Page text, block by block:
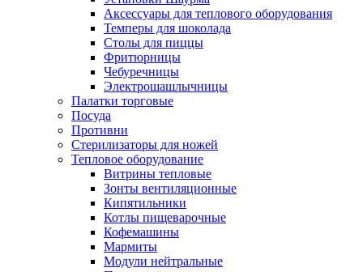
Аксессуары для теплового оборудования
Темперы для шоколада
Столы для пиццы
Фритюрницы
Чебуречницы
Электрошашлычницы
Палатки торговые
Посуда
Противни
Стерилизаторы для ножей
Тепловое оборудование
Витрины тепловые
Зонты вентиляционные
Кипятильники
Котлы пищеварочные
Кофемашины
Мармиты
Модули нейтральные